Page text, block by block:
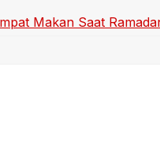
Makan Saat